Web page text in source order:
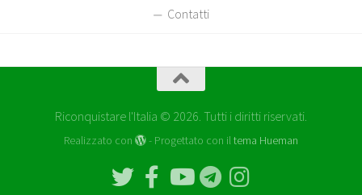
Contatti
Riconquistare l'Italia © 2026. Tutti i diritti riservati.
Realizzato con - Progettato con iltema Hueman